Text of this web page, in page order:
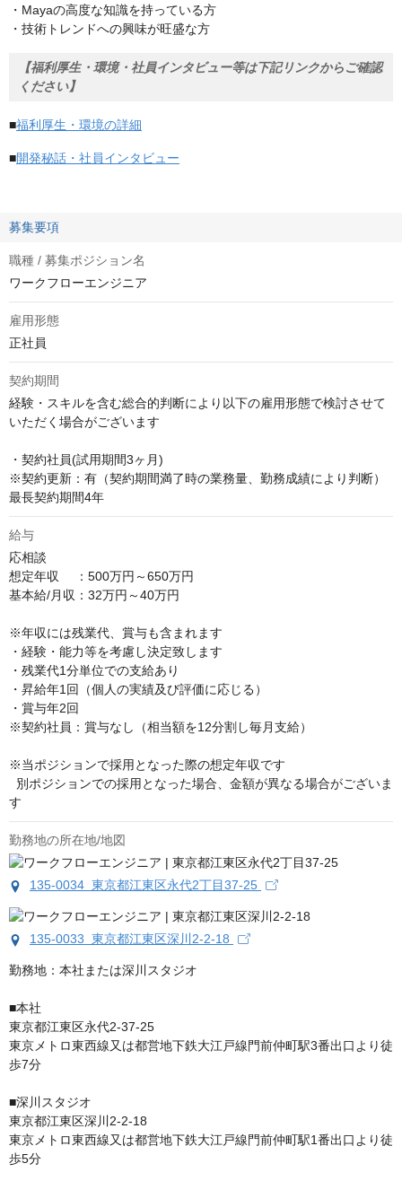
・Mayaの高度な知識を持っている方
・技術トレンドへの興味が旺盛な方
【福利厚生・環境・社員インタビュー等は下記リンクからご確認
ください】
■福利厚生・環境の詳細
■開発秘話・社員インタビュー
募集要項
職種 / 募集ポジション名
ワークフローエンジニア
雇用形態
正社員
契約期間
経験・スキルを含む総合的判断により以下の雇用形態で検討させて
いただく場合がございます
・契約社員(試用期間3ヶ月)
※契約更新：有（契約期間満了時の業務量、勤務成績により判断）
最長契約期間4年
給与
応相談
想定年収　 ：500万円～650万円
基本給/月収：32万円～40万円
※年収には残業代、賞与も含まれます
・経験・能力等を考慮し決定致します
・残業代1分単位での支給あり
・昇給年1回（個人の実績及び評価に応じる）
・賞与年2回
※契約社員：賞与なし（相当額を12分割し毎月支給）
※当ポジションで採用となった際の想定年収です
す
勤務地の所在地/地図
135-0034 東京都江東区永代2丁目37-25
135-0033 東京都江東区深川2-2-18
勤務地：本社または深川スタジオ
■本社
東京都江東区永代2-37-25
東京メトロ東西線又は都営地下鉄大江戸線門前仲町駅3番出口より徒
歩7分
■深川スタジオ
東京都江東区深川2-2-18
東京メトロ東西線又は都営地下鉄大江戸線門前仲町駅1番出口より徒
歩5分